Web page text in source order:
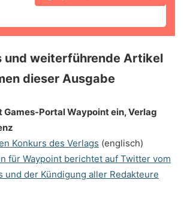
und weiterführende Artikel
dieser Ausgabe
Portal Waypoint ein, Verlag
Konkurs des Verlags (englisch)
für Waypoint berichtet auf Twitter vom
und der Kündigung aller Redakteure